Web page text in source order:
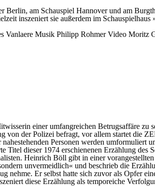
Berlin, am Schauspiel Hannover und am
inszeniert sie außerdem im
Vanlaere Musik Philipp RohmerVideoMoritz
einer umfangreichen Betrugsaffäre
von der Polizei befragt, vor allem startet die
Personen werden
Titel dieser 1974 erschienenen Erzählung
Heinrich Böll gibt in einer
unvermeidlich« und beschrieb die
nehme. Er selbst hatte sich zuvor als Opfer
diese Erzählung als temporeiche